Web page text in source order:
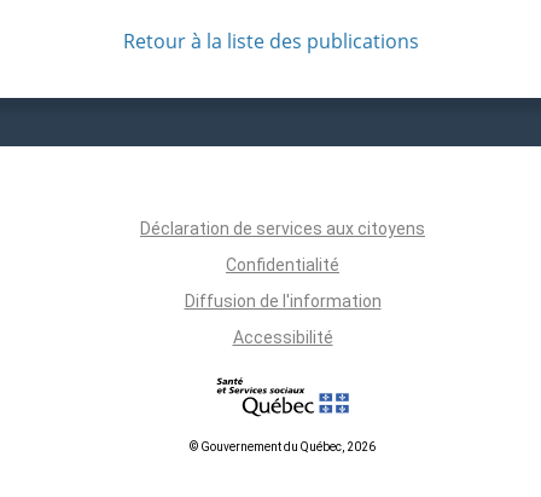
Retour à la liste des publications
Déclaration de services aux citoyens
Confidentialité
Diffusion de l'information
Accessibilité
© Gouvernement du Québec, 2026